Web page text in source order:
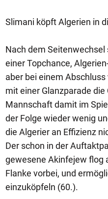
Slimani köpft Algerien in
Nach dem
einer Topchance,
aber bei einem
mit einer Glanzparade
Mannschaft damit im
der Folge wieder wenig
die Algerier an Effizienz
Der schon in der
gewesene Akinfejew flog
Flanke vorbei, und
einzuköpfeln (60.).